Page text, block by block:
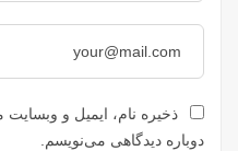
ذخیره نام، ایمیل و
دوباره دیدگاهی می‌نویسم.